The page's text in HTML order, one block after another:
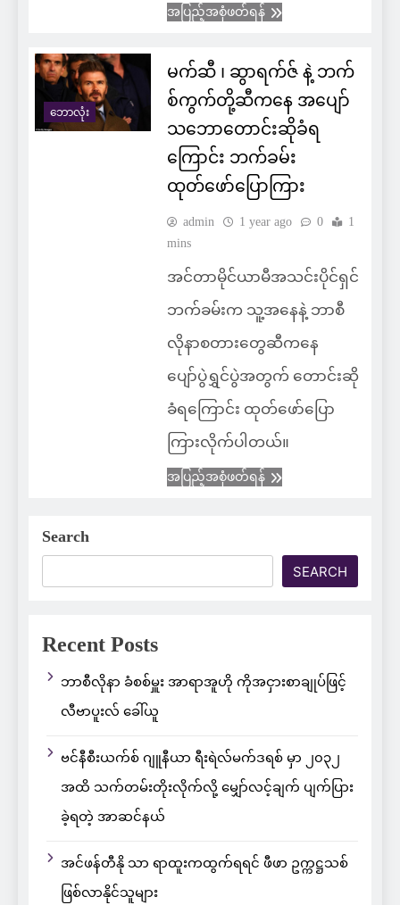
အပြည့်အစုံဖတ်ရန်
ဘောလုံး
မက်ဆီ ၊ ဆွာရက်ဇ် နဲ့ ဘက်
စ်ကွက်တို့ဆီကနေ အပျော်
သဘောတောင်းဆိုခံရ
ကြောင်း ဘက်ခမ်း
ထုတ်ဖော်ပြောကြား
admin 1 year ago 0
1
mins
အင်တာမိုင်ယာမီအသင်းပိုင်ရှင်
ဘက်ခမ်းက သူ့အနေနဲ့ ဘာစီ
လိုနာစတားတွေဆီကနေ
ပျော်ပွဲရွှင်ပွဲအတွက် တောင်းဆို
ခံရကြောင်း ထုတ်ဖော်ပြော
ကြားလိုက်ပါတယ်။
အပြည့်အစုံဖတ်ရန်
Search
SEARCH
Recent Posts
ဘာစီလိုနာ ခံစစ်မှူး အာရာအူဟို ကိုအငှားစာချုပ်ဖြင့်
လီဗာပူးလ် ခေါ်ယူ
ဗင်နီစီးယက်စ် ဂျူနီယာ ရီးရဲလ်မက်ဒရစ် မှာ ၂၀၃၂
အထိ သက်တမ်းတိုးလိုက်လို့ မျှော်လင့်ချက် ပျက်ပြား
ခဲ့ရတဲ့ အာဆင်နယ်
အင်ဖန်တီနို သာ ရာထူးကထွက်ရရင် ဖီဖာ ဥက္ကဋ္ဌသစ်
ဖြစ်လာနိုင်သူများ